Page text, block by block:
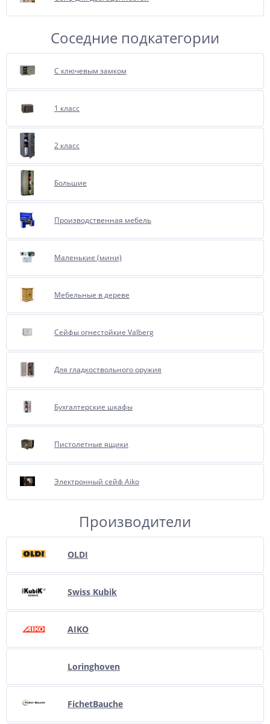
Соседние подкатегории
С ключевым замком
1 класс
2 класс
Большие
Производственная мебель
Маленькие (мини)
Мебельные в дереве
Сейфы огнестойкие Valberg
Для гладкоствольного оружия
Бухгалтерские шкафы
Пистолетные ящики
Электронный сейф Aiko
Производители
OLDI
Swiss Kubik
AIKO
Loringhoven
FichetBauche